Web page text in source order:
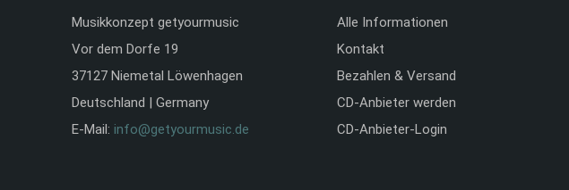
Musikkonzept getyourmusic
Vor dem Dorfe 19
37127 Niemetal Löwenhagen
Deutschland | Germany
E-Mail: info@getyourmusic.de
Alle Informationen
Kontakt
Bezahlen & Versand
CD-Anbieter werden
CD-Anbieter-Login